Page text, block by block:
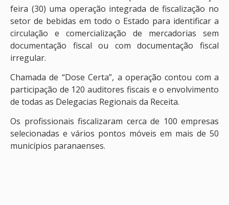
feira (30) uma operação integrada de fiscalização no
setor de bebidas em todo o Estado para identificar a
circulação e comercialização de mercadorias sem
documentação fiscal ou com documentação fiscal
irregular.
Chamada de “Dose Certa”, a operação contou com a
participação de 120 auditores fiscais e o envolvimento
de todas as Delegacias Regionais da Receita.
Os profissionais fiscalizaram cerca de 100 empresas
selecionadas e vários pontos móveis em mais de 50
municípios paranaenses.